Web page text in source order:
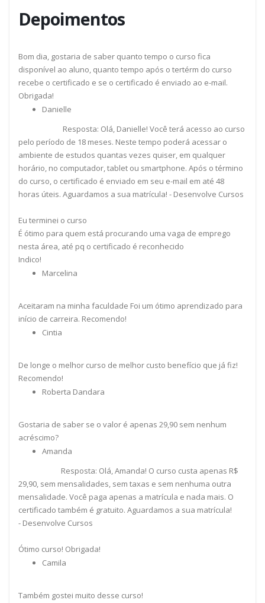
Depoimentos
Bom dia, gostaria de saber quanto tempo o curso fica
disponível ao aluno, quanto tempo após o tertérm do curso
recebe o certificado e se o certificado é enviado ao e-mail.
Obrigada!
Danielle
Resposta: Olá, Danielle! Você terá acesso ao curso
pelo período de 18 meses. Neste tempo poderá acessar o
ambiente de estudos quantas vezes quiser, em qualquer
horário, no computador, tablet ou smartphone. Após o término
do curso, o certificado é enviado em seu e-mail em até 48
horas úteis. Aguardamos a sua matrícula! - Desenvolve Cursos
Eu terminei o curso
É ótimo para quem está procurando uma vaga de emprego
nesta área, até pq o certificado é reconhecido
Indico!
Marcelina
Aceitaram na minha faculdade Foi um ótimo aprendizado para
início de carreira. Recomendo!
Cintia
De longe o melhor curso de melhor custo benefício que já fiz!
Recomendo!
Roberta Dandara
Gostaria de saber se o valor é apenas 29,90 sem nenhum
acréscimo?
Amanda
Resposta: Olá, Amanda! O curso custa apenas R$
29,90, sem mensalidades, sem taxas e sem nenhuma outra
mensalidade. Você paga apenas a matrícula e nada mais. O
certificado também é gratuito. Aguardamos a sua matrícula!
- Desenvolve Cursos
Ótimo curso! Obrigada!
Camila
Também gostei muito desse curso!